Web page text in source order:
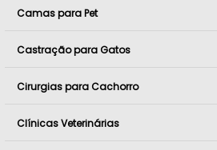
Camas para Pet
Castração para Gatos
Cirurgias para Cachorro
Clínicas Veterinárias